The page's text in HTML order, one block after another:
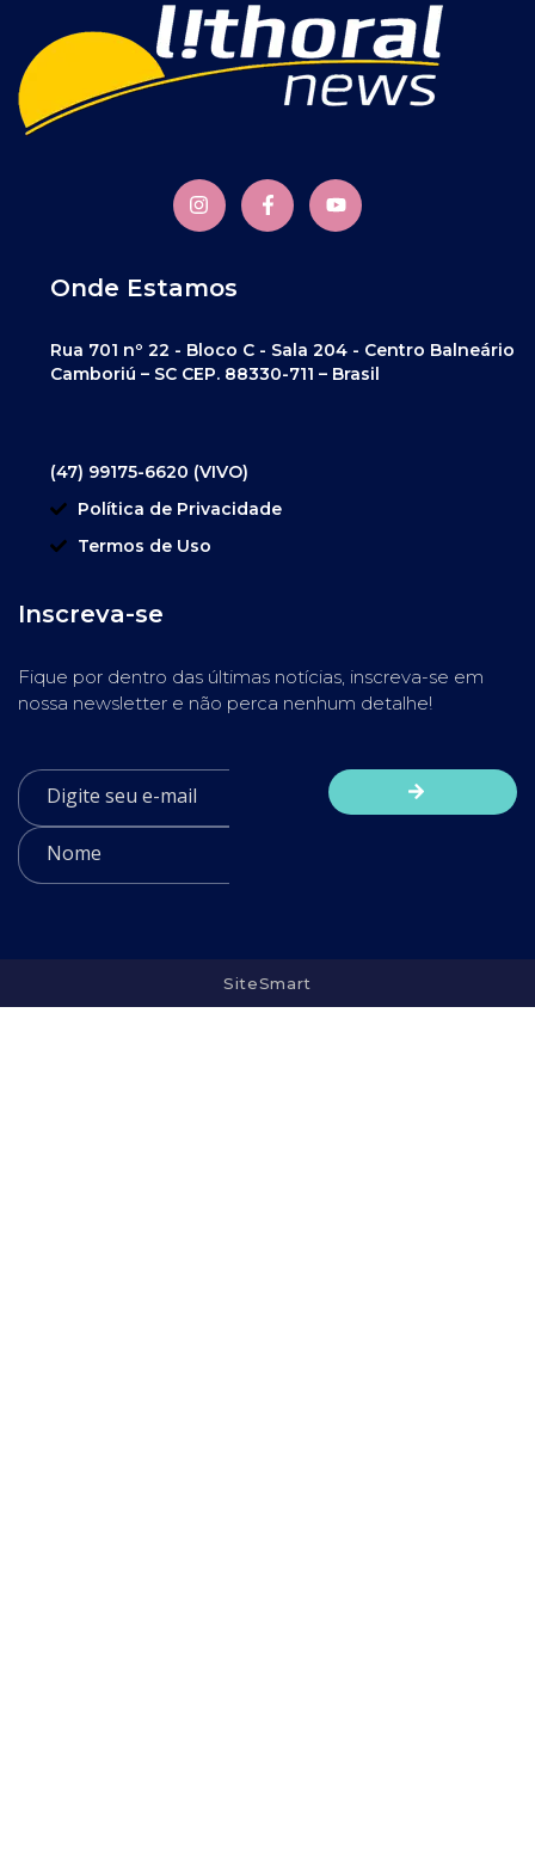
Onde Estamos
Rua 701 nº 22 - Bloco C - Sala 204 - Centro Balneário
Camboriú – SC CEP. 88330-711 – Brasil
(47) 99175-6620 (VIVO)
Política de Privacidade
Termos de Uso
Inscreva-se
Fique por dentro das últimas notícias, inscreva-se em
nossa newsletter e não perca nenhum detalhe!
SiteSmart